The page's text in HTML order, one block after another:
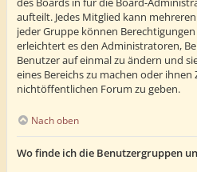
aufteilt. Jedes Mitglied kann
jeder Gruppe können
erleichtert es den Administratoren,
Benutzer auf einmal zu ändern und
eines Bereichs zu machen oder ihnen
nichtöffentlichen Forum zu geben.
Nach oben
Wo finde ich die Benutzergruppen